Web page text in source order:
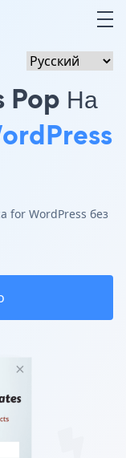
Pop На
for WordPress без